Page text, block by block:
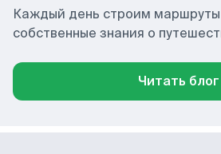
Каждый день строим маршруты
собственные знания о
Читать блог